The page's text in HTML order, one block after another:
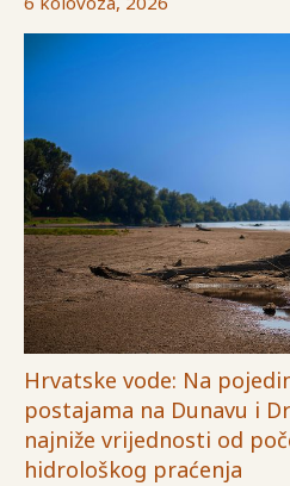
Hrvatske vode: Na
postajama na Dunavu i
najniže vrijednosti od
hidrološkog praćenja